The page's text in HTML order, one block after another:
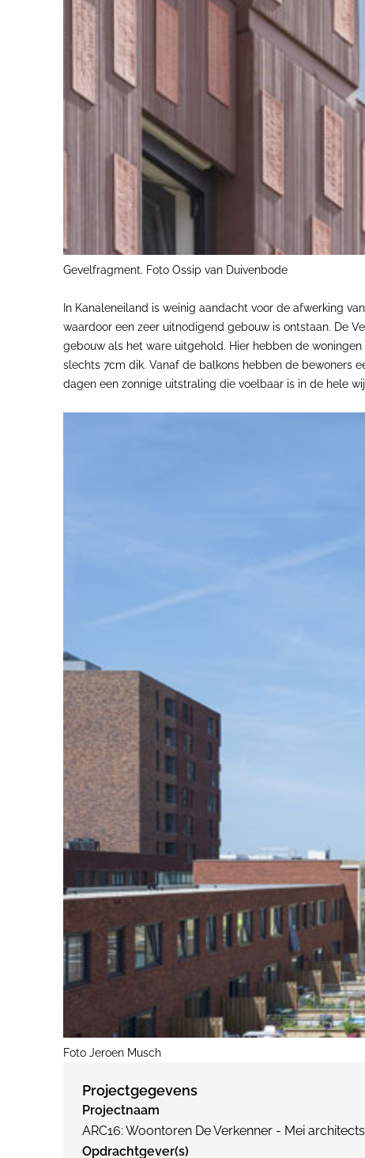
Gevelfragment. Foto Ossip van Duivenbode
In Kanaleneiland is weinig aandacht voor de afwerking
waardoor een zeer uitnodigend gebouw is ontstaan. De
gebouw als het ware uitgehold. Hier hebben de
slechts 7cm dik. Vanaf de balkons hebben de bewoners
dagen een zonnige uitstraling die voelbaar is in de hele
Foto Jeroen Musch
Projectgegevens
Projectnaam
ARC16: Woontoren De Verkenner - Mei
Opdrachtgever(s)